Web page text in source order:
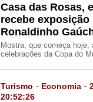
Casa das Rosas,
recebe exposição
Ronaldinho
Mostra, que começa hoje,
celebrações da Copa do
Turismo - Economia -
20:52:26